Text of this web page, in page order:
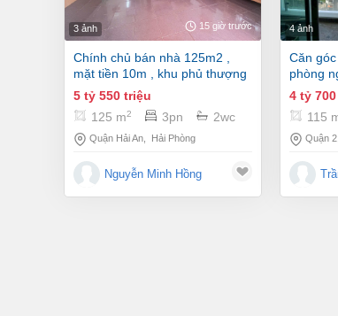
3 ảnh 15 giờ trước
chính chủ bán nhà 125m2 ,
mặt tiền 10m , khu phủ thượng
đoạn , hải an
5 tỷ 550 triệu
125 m2 3pn 2wc
Quận Hải An Hải Phòng
Nguyễn Minh Hồng
4 ảnh
căn góc 115m new sài gòn, 3
phòng
mát
4 tỷ
115
Quận 2